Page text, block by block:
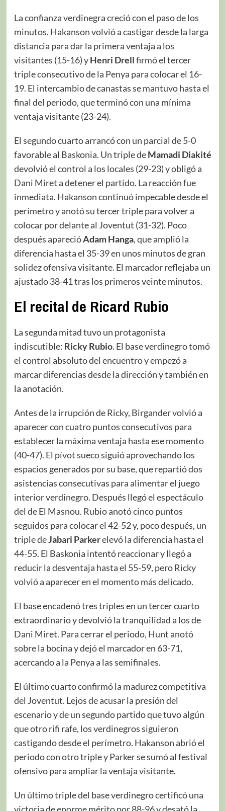
La confianza verdinegra creció con el paso de los
minutos. Hakanson volvió a castigar desde la larga
distancia para dar la primera ventaja a los
visitantes (15-16) yHenri Drellfirmó el tercer
triple consecutivo de la Penya para colocar el 16-
19. El intercambio de canastas se mantuvo hasta el
final del periodo, que terminó con una mínima
ventaja visitante (23-24).
El segundo cuarto arrancó con un parcial de 5-0
favorable al Baskonia. Un triple deMamadi Diakité
devolvió el control a los locales (29-23) y obligó a
Dani Miret a detener el partido. La reacción fue
inmediata. Hakanson continuó impecable desde el
perímetro y anotó su tercer triple para volver a
colocar por delante al Joventut (31-32). Poco
después aparecióAdam Hanga, que amplió la
diferencia hasta el 35-39 en unos minutos de gran
solidez ofensiva visitante. El marcador reflejaba un
ajustado 38-41 tras los primeros veinte minutos.
El recital de Ricard Rubio
La segunda mitad tuvo un protagonista
indiscutible: Ricky Rubio. El base verdinegro tomó
el control absoluto del encuentro y empezó a
marcar diferencias desde la dirección y también en
la anotación.
Antes de la irrupción de Ricky, Birgander volvió a
aparecer con cuatro puntos consecutivos para
establecer la máxima ventaja hasta ese momento
(40-47). El pívot sueco siguió aprovechando los
espacios generados por su base, que repartió dos
asistencias consecutivas para alimentar el juego
interior verdinegro. Después llegó el espectáculo
del de El Masnou. Rubio anotó cinco puntos
seguidos para colocar el 42-52 y, poco después, un
triple deJabari Parkerelevó la diferencia hasta el
44-55. El Baskonia intentó reaccionar y llegó a
reducir la desventaja hasta el 55-59, pero Ricky
volvió a aparecer en el momento más delicado.
El base encadenó tres triples en un tercer cuarto
extraordinario y devolvió la tranquilidad a los de
Dani Miret. Para cerrar el periodo, Hunt anotó
sobre la bocina y dejó el marcador en 63-71,
acercando a la Penya a las semifinales.
El último cuarto confirmó la madurez competitiva
del Joventut. Lejos de acusar la presión del
escenario y de un segundo partido que tuvo algún
que otro rifi rafe, los verdinegros siguieron
castigando desde el perímetro. Hakanson abrió el
periodo con otro triple y Parker se sumó al festival
ofensivo para ampliar la ventaja visitante.
Un último triple del base verdinegro certificó una